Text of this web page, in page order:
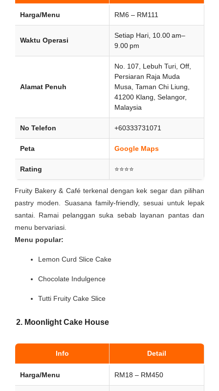
Harga/Menu RM6 – RM111
Waktu Operasi
Setiap Hari, 10.00 am–
9.00 pm
Alamat Penuh
No. 107, Lebuh Turi, Off,
Persiaran Raja Muda
Musa, Taman Chi Liung,
41200 Klang, Selangor,
Malaysia
No Telefon +60333731071
Peta Google Maps
Rating ⭐⭐⭐⭐
Fruity Bakery & Café terkenal dengan kek segar dan pilihan
pastry moden. Suasana family-friendly, sesuai untuk lepak
santai. Ramai pelanggan suka sebab layanan pantas dan
menu bervariasi.
Menu popular:
Lemon Curd Slice Cake
Chocolate Indulgence
Tutti Fruity Cake Slice
2. Moonlight Cake House
Info Detail
Harga/Menu RM18 – RM450